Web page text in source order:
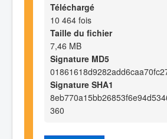
Téléchargé
10 464 fois
Taille du fichier
7,46 MB
Signature MD5
Signature SHA1
360